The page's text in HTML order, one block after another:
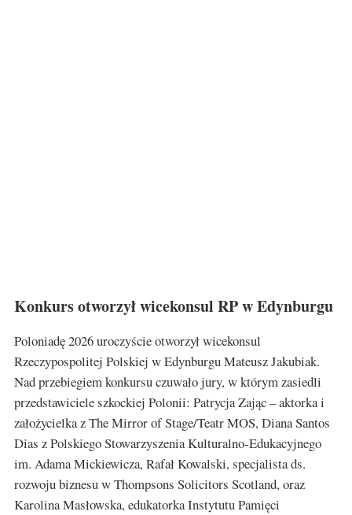
Konkurs otworzył wicekonsul RP w Edynburgu
Poloniadę 2026 uroczyście otworzył wicekonsul
Rzeczypospolitej Polskiej w Edynburgu Mateusz Jakubiak.
Nad przebiegiem konkursu czuwało jury, w którym zasiedli
przedstawiciele szkockiej Polonii: Patrycja Zając – aktorka i
założycielka z The Mirror of Stage/Teatr MOS, Diana Santos
Dias z Polskiego Stowarzyszenia Kulturalno-Edukacyjnego
im. Adama Mickiewicza, Rafał Kowalski, specjalista ds.
rozwoju biznesu w Thompsons Solicitors Scotland, oraz
Karolina Masłowska, edukatorka Instytutu Pamięci